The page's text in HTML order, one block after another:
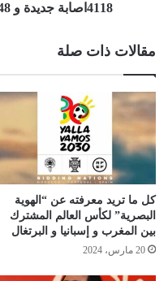
4118اصابة جديدة و 48 حالة وفاة بفيروس كورونا
مقالات ذات صلة
كل ما تريد معرفته عن “الهوية
البصرية” لكأس العالم المشترك
بين المغرب و إسبانيا و البرتغال
20 مارس، 2024